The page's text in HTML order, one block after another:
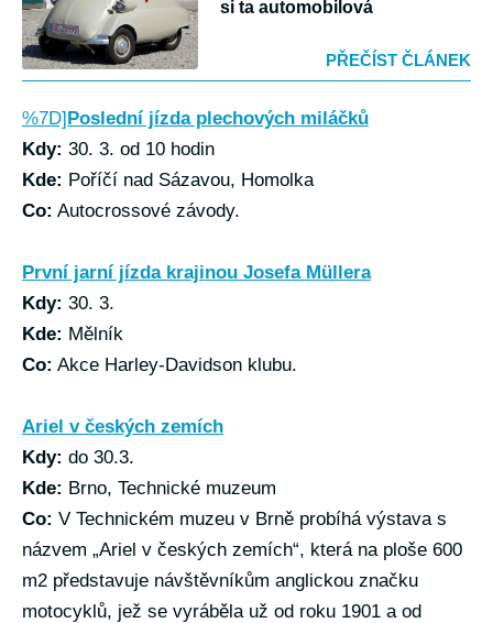
si ta automobilová
PŘEČÍST ČLÁNEK
%7D]Poslední jízda plechových miláčků
Kdy: 30. 3. od 10 hodin
Kde: Poříčí nad Sázavou, Homolka
Co: Autocrossové závody.
První jarní jízda krajinou Josefa Müllera
Kdy: 30. 3.
Kde: Mělník
Co: Akce Harley-Davidson klubu.
Ariel v českých zemích
Kdy: do 30.3.
Kde: Brno, Technické muzeum
Co: V Technickém muzeu v Brně probíhá výstava s
názvem „Ariel v českých zemích“, která na ploše 600
m2 představuje návštěvníkům anglickou značku
motocyklů, jež se vyráběla už od roku 1901 a od